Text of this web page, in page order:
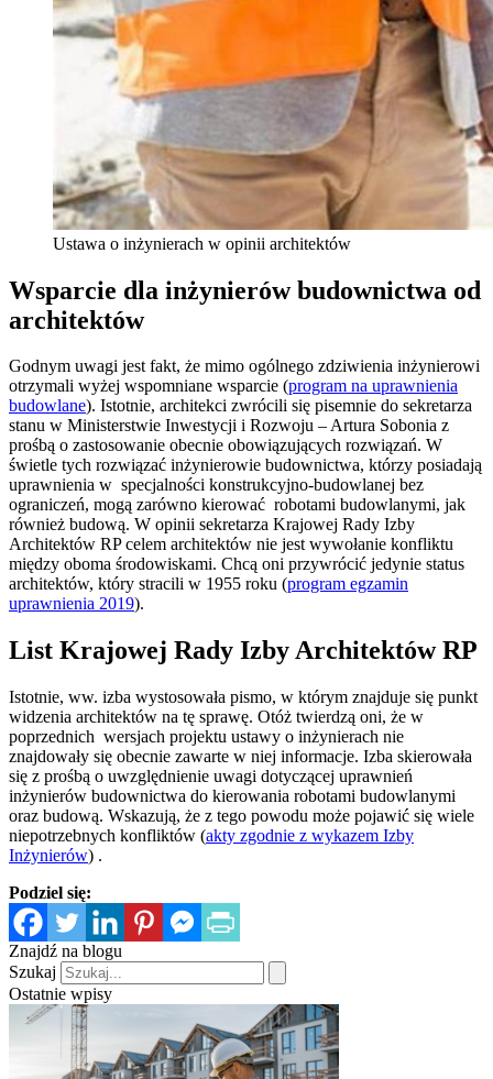
Ustawa o inżynierach w opinii architektów
Wsparcie dla inżynierów budownictwa od
architektów
Godnym uwagi jest fakt, że mimo ogólnego zdziwienia inżynierowi
otrzymali wyżej wspomniane wsparcie (program na uprawnienia
budowlane). Istotnie, architekci zwrócili się pisemnie do sekretarza
stanu w Ministerstwie Inwestycji i Rozwoju – Artura Sobonia z
prośbą o zastosowanie obecnie obowiązujących rozwiązań. W
świetle tych rozwiązać inżynierowie budownictwa, którzy posiadają
uprawnienia w specjalności konstrukcyjno-budowlanej bez
ograniczeń, mogą zarówno kierować robotami budowlanymi, jak
również budową. W opinii sekretarza Krajowej Rady Izby
Architektów RP celem architektów nie jest wywołanie konfliktu
między oboma środowiskami. Chcą oni przywrócić jedynie status
architektów, który stracili w 1955 roku (program egzamin
uprawnienia 2019).
List Krajowej Rady Izby Architektów RP
Istotnie, ww. izba wystosowała pismo, w którym znajduje się punkt
widzenia architektów na tę sprawę. Otóż twierdzą oni, że w
poprzednich wersjach projektu ustawy o inżynierach nie
znajdowały się obecnie zawarte w niej informacje. Izba skierowała
się z prośbą o uwzględnienie uwagi dotyczącej uprawnień
inżynierów budownictwa do kierowania robotami budowlanymi
oraz budową. Wskazują, że z tego powodu może pojawić się wiele
niepotrzebnych konfliktów (akty zgodnie z wykazem Izby
Inżynierów) .
Podziel się:
Znajdź na blogu
Szukaj
Ostatnie wpisy